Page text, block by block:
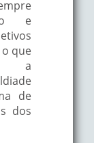
e
o que
a
de
dos